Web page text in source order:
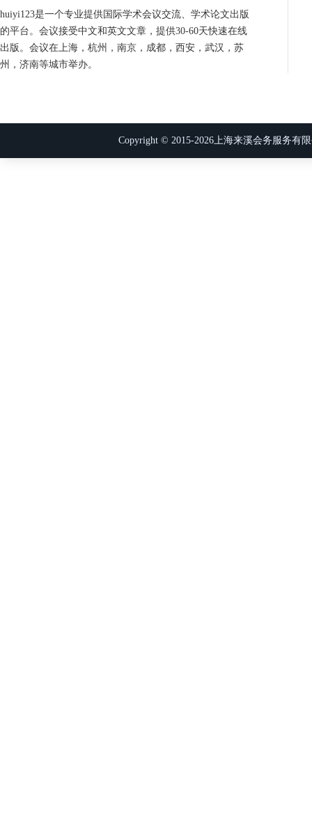
huiyi123是一个专业提供国际学术会议交流、学术论文出版
的平台。会议接受中文和英文文章，提供30-60天快速在线
出版。会议在上海，杭州，南京，成都，西安，武汉，苏
州，济南等城市举办。
Copyright © 2015-2026上海来溪会务服务有